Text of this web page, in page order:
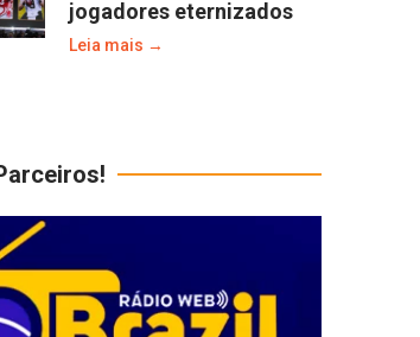
jogadores eternizados
Leia mais →